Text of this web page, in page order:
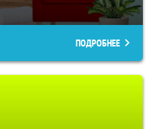
ПОДРОБНЕЕ